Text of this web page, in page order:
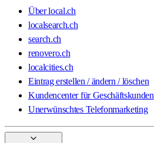
Über local.ch
localsearch.ch
search.ch
renovero.ch
localcities.ch
Eintrag erstellen / ändern / löschen
Kundencenter für Geschäftskunden
Unerwünschtes Telefonmarketing